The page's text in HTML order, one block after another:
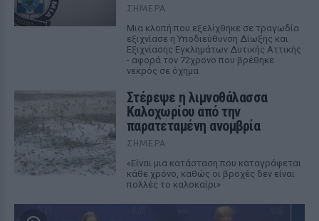
ΣΉΜΕΡΑ
Μια κλοπή που εξελίχθηκε σε τραγωδία
εξιχνίασε η Υποδιεύθυνση Δίωξης και
Εξιχνίασης Εγκλημάτων Δυτικής Αττικής
- αφορά τον 72χρονο που βρέθηκε
νεκρός σε όχημα
Στέρεψε η λιμνοθάλασσα
Καλοχωρίου από την
παρατεταμένη ανομβρία
ΣΉΜΕΡΑ
«Είναι μια κατάσταση που καταγράφεται
κάθε χρόνο, καθώς οι βροχές δεν είναι
πολλές το καλοκαίρι»